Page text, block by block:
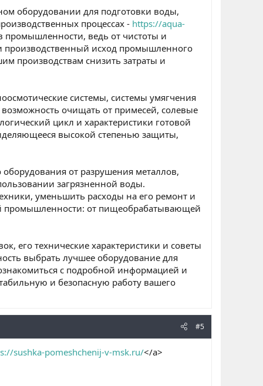
оборудовании для подготовки воды,
процессах - https://aqua-
промышленности, ведь от чистоты и
производственный исход промышленного
производствам снизить затраты и
системы, системы умягчения
очищать от примесей, солевые
цикл и характеристики готовой
высокой степенью защиты,
от разрушения металлов,
загрязненной воды.
уменьшить расходы на его ремонт и
промышленности: от пищеобрабатывающей
его технические характеристики и советы
выбрать лучшее оборудование для
с подробной информацией и
и безопасную работу вашего
#5
sushka-pomeshchenij-v-msk.ru/</a>